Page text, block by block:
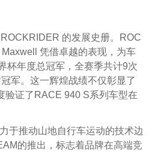
的发展史册。ROC
凭借卓越的表现，为车
杯年度总冠军，全赛季共计9次
军。这一辉煌战绩不仅彰显了
验证了RACE 940 S系列车型在
于推动山地自行车运动的技术边
的推出，标志着品牌在高端竞